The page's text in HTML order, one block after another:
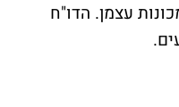
עצמן. הדו"ח